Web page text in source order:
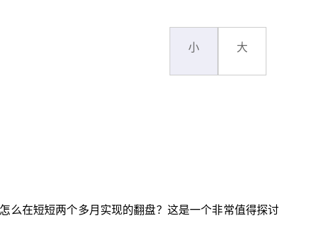
小 大
么在短短两个多月实现的翻盘？这是一个非常值得探讨